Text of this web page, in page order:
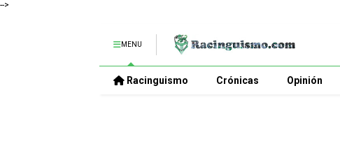
-->
MENU
Racinguismo Crónicas Opinión